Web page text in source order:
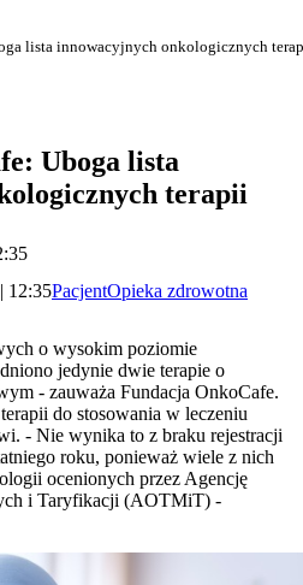
lista innowacyjnych onkologicznych
Uboga lista
terapii
12:35PacjentOpieka zdrowotna
o wysokim poziomie
jedynie dwie terapie o
- zauważa Fundacja OnkoCafe.
do stosowania w leczeniu
- Nie wynika to z braku rejestracji
roku, ponieważ wiele z nich
ocenionych przez Agencję
i Taryfikacji (AOTMiT) -